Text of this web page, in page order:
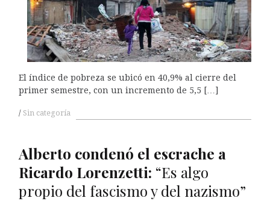
El índice de pobreza se ubicó en 40,9% al cierre del
primer semestre, con un incremento de 5,5 […]
Sin categoría
Alberto condenó el escrache a
Ricardo Lorenzetti: “Es algo
propio del fascismo y del nazismo”